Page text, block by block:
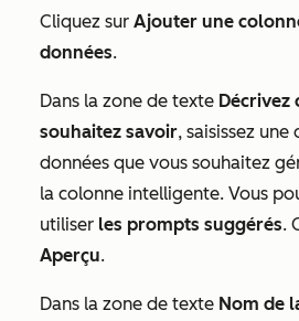
Cliquez sur Ajouter une
données.
Dans la zone de texte Décrivez
souhaitez savoir, saisissez
données que vous souhaitez
la colonne intelligente. Vous
utiliser les prompts suggérés.
Aperçu.
Dans la zone de texte Nom de